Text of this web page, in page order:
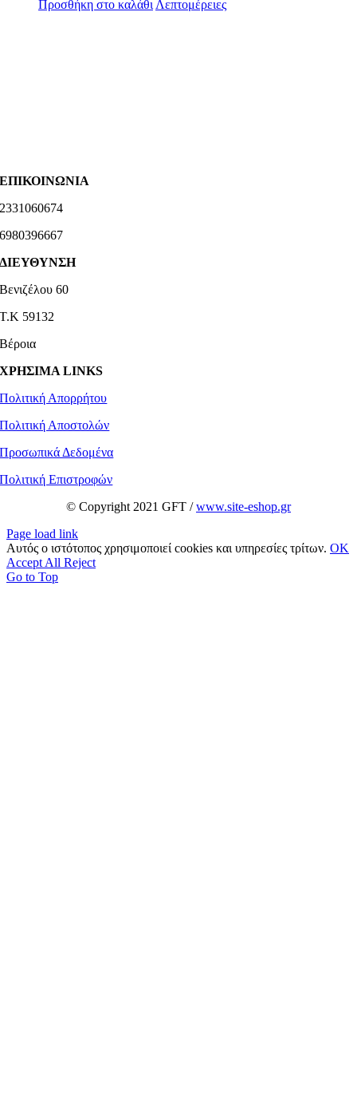
Προσθήκη στο καλάθι Λεπτομέρειες
ΕΠΙΚΟΙΝΩΝΙΑ
2331060674
6980396667
ΔΙΕΥΘΥΝΣΗ
Βενιζέλου 60
Τ.Κ 59132
Βέροια
ΧΡΗΣΙΜΑ LINKS
Πολιτική Απορρήτου
Πολιτική Αποστολών
Προσωπικά Δεδομένα
Πολιτική Επιστροφών
© Copyright 2021 GFT /www.site-eshop.gr
Page load link
Αυτός ο ιστότοπος χρησιμοποιεί cookies και υπηρεσίες τρίτων. OK
Accept All Reject
Go to Top